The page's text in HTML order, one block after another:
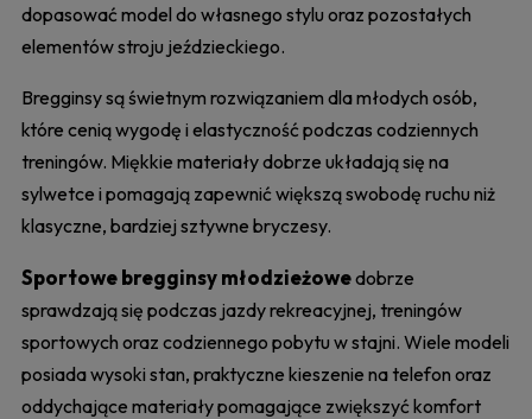
dopasować model do własnego stylu oraz pozostałych
elementów stroju jeździeckiego.
Bregginsy są świetnym rozwiązaniem dla młodych osób,
które cenią wygodę i elastyczność podczas codziennych
treningów. Miękkie materiały dobrze układają się na
sylwetce i pomagają zapewnić większą swobodę ruchu niż
klasyczne, bardziej sztywne bryczesy.
Sportowe bregginsy młodzieżowedobrze
sprawdzają się podczas jazdy rekreacyjnej, treningów
sportowych oraz codziennego pobytu w stajni. Wiele modeli
posiada wysoki stan, praktyczne kieszenie na telefon oraz
oddychające materiały pomagające zwiększyć komfort